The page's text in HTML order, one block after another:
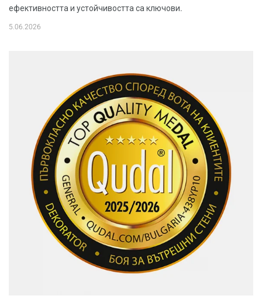
ефективността и устойчивостта са ключови.
5.06.2026